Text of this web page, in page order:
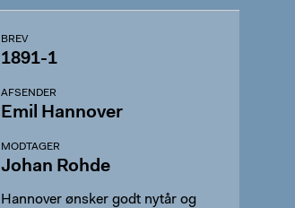
BREV
1891-1
AFSENDER
Emil Hannover
MODTAGER
Johan Rohde
Hannover ønsker godt nytår og